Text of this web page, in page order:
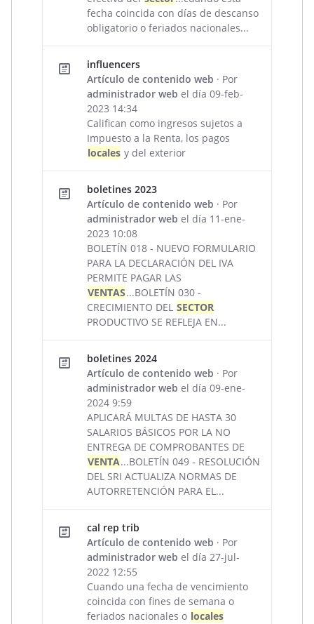
fecha coincida con días de descanso
obligatorio o feriados nacionales...
influencers
Artículo de contenido web · Por
administrador web el día 09-feb-
2023 14:34
Califican como ingresos sujetos a
Impuesto a la Renta, los pagos
locales y del exterior
boletines 2023
Artículo de contenido web · Por
administrador web el día 11-ene-
2023 10:08
BOLETÍN 018 - NUEVO FORMULARIO
PARA LA DECLARACIÓN DEL IVA
PERMITE PAGAR LAS
VENTAS...BOLETÍN 030 -
CRECIMIENTO DEL SECTOR
PRODUCTIVO SE REFLEJA EN...
boletines 2024
Artículo de contenido web · Por
administrador web el día 09-ene-
2024 9:59
APLICARÁ MULTAS DE HASTA 30
SALARIOS BÁSICOS POR LA NO
ENTREGA DE COMPROBANTES DE
VENTA...BOLETÍN 049 - RESOLUCIÓN
DEL SRI ACTUALIZA NORMAS DE
AUTORRETENCIÓN PARA EL...
cal rep trib
Artículo de contenido web · Por
administrador web el día 27-jul-
2022 12:55
Cuando una fecha de vencimiento
coincida con fines de semana o
feriados nacionales o locales